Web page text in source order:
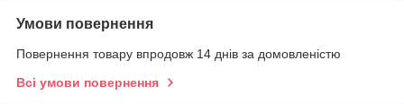
Умови повернення
Повернення товару впродовж 14 днів за домовленістю
Всі умови повернення